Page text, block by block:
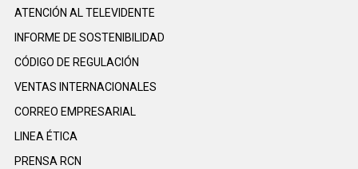
ATENCIÓN AL TELEVIDENTE
INFORME DE SOSTENIBILIDAD
CÓDIGO DE REGULACIÓN
VENTAS INTERNACIONALES
CORREO EMPRESARIAL
LINEA ÉTICA
PRENSA RCN